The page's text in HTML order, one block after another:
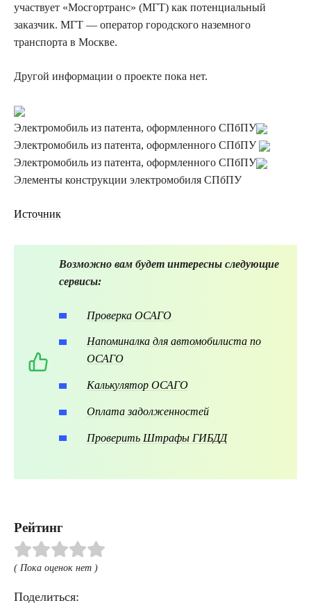
участвует «Мосгортранс» (МГТ) как потенциальный
заказчик. МГТ — оператор городского наземного
транспорта в Москве.
Другой информации о проекте пока нет.
Электромобиль из патента, оформленного СПбПУ
Электромобиль из патента, оформленного СПбПУ
Электромобиль из патента, оформленного СПбПУ
Элементы конструкции электромобиля СПбПУ
Источник
Возможно вам будет интересны следующие
сервисы:
Проверка ОСАГО
Напоминалка для автомобилиста по
ОСАГО
Калькулятор ОСАГО
Оплата задолженностей
Проверить Штрафы ГИБДД
Рейтинг
( Пока оценок нет )
Поделиться: